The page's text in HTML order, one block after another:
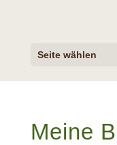
Seite wählen
Meine